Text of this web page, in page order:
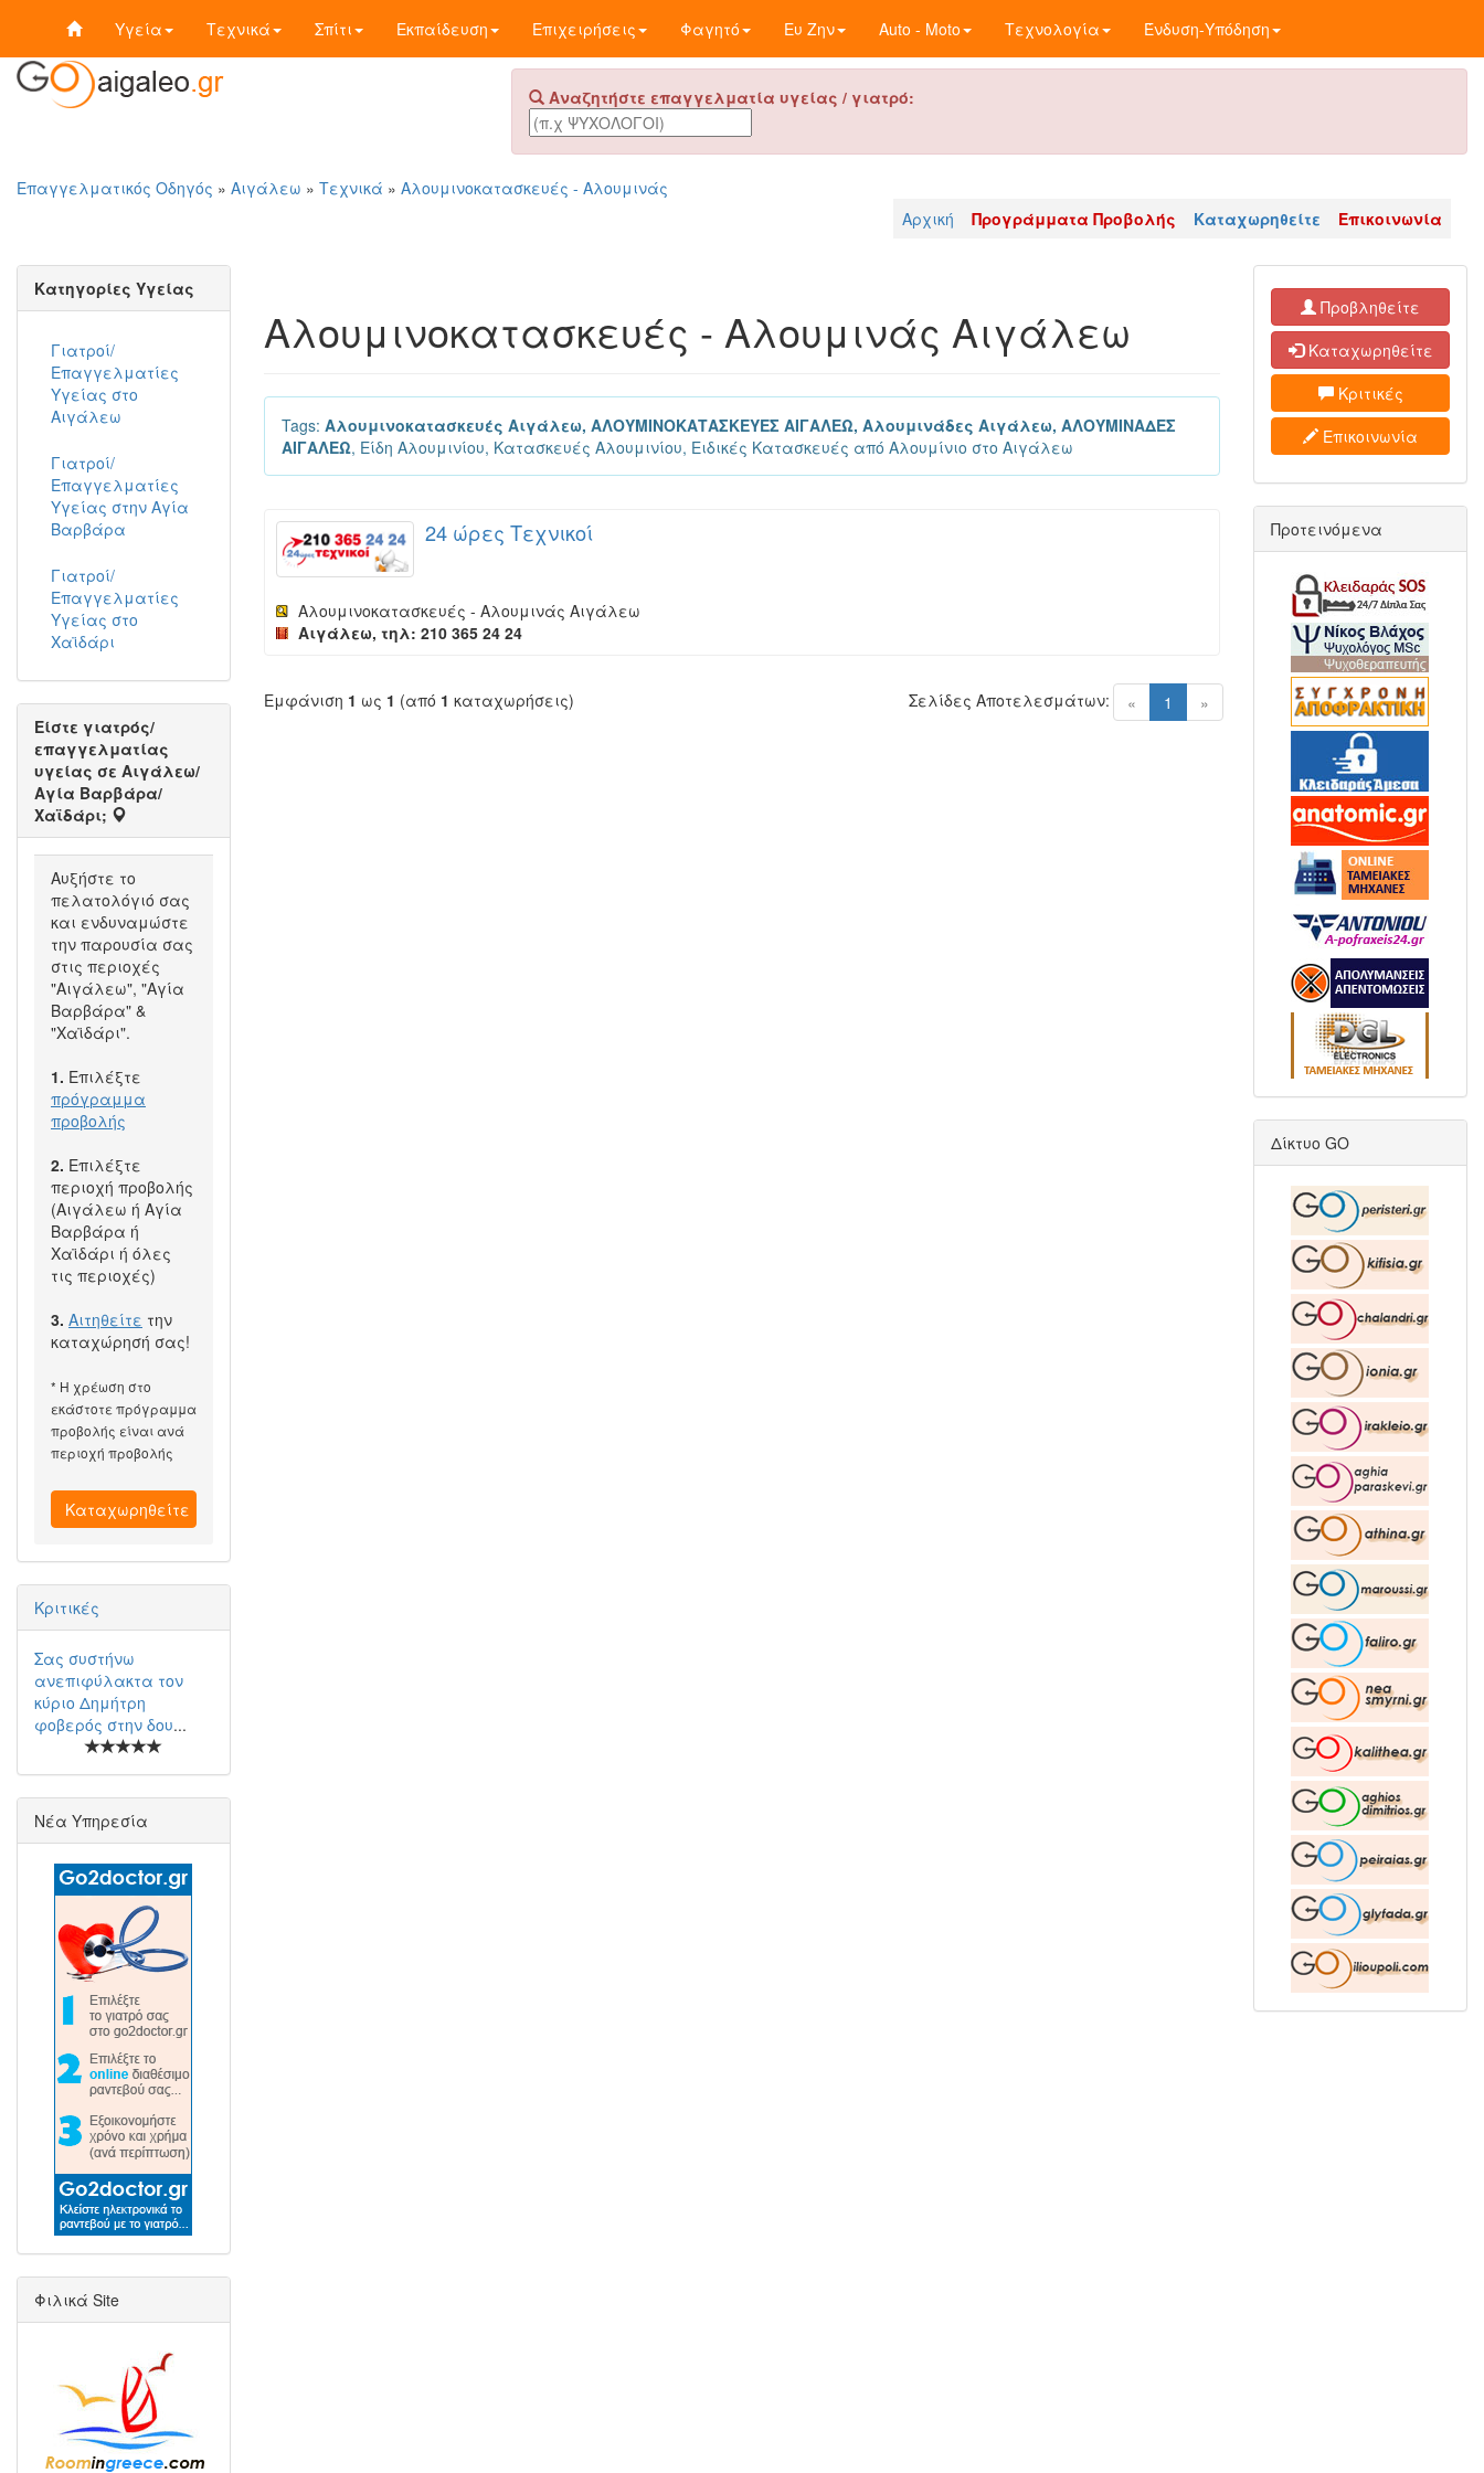
Υγεία Τεχνικά Σπίτι Εκπαίδευση Επιχειρήσεις Φαγητό Ευ Ζην Auto - Moto Τεχνολογία Ένδυση-Υπόδηση
Αναζητήστε επαγγελματία υγείας / γιατρό:
Επαγγελματικός Οδηγός » Αιγάλεω » Τεχνικά » Αλουμινοκατασκευές - Αλουμινάς
Αρχική
Προγράμματα Προβολής Καταχωρηθείτε Επικοινωνία
Αλουμινοκατασκευές - Αλουμινάς Αιγάλεω
Tags: Αλουμινοκατασκευές Αιγάλεω, ΑΛΟΥΜΙΝΟΚΑΤΑΣΚΕΥΕΣ ΑΙΓΑΛΕΩ, Αλουμινάδες Αιγάλεω, ΑΛΟΥΜΙΝΑΔΕΣ
ΑΙΓΑΛΕΩ, Είδη Αλουμινίου, Κατασκευές Αλουμινίου, Ειδικές Κατασκευές από Αλουμίνιο στο Αιγάλεω
24 ώρες Τεχνικοί
Αλουμινοκατασκευές - Αλουμινάς Αιγάλεω
Αιγάλεω, τηλ: 210 365 24 24
Εμφάνιση 1 ως 1 (από 1 καταχωρήσεις) « 1 (current)
»
Σελίδες Αποτελεσμάτων:
Κατηγορίες Υγείας
Γιατροί/
Επαγγελματίες
Υγείας στο
Αιγάλεω
Γιατροί/
Επαγγελματίες
Υγείας στην Αγία
Βαρβάρα
Γιατροί/
Επαγγελματίες
Υγείας στο
Χαϊδάρι
Είστε γιατρός/
επαγγελματίας
υγείας σε Αιγάλεω/
Αγία Βαρβάρα/
Χαϊδάρι;
Αυξήστε το
πελατολόγιό σας
και ενδυναμώστε
την παρουσία σας
στις περιοχές
"Αιγάλεω", "Αγία
Βαρβάρα" &
"Χαϊδάρι".
1. Επιλέξτε
πρόγραμμα
προβολής
2. Επιλέξτε
περιοχή προβολής
(Αιγάλεω ή Αγία
Βαρβάρα ή
Χαϊδάρι ή όλες
τις περιοχές)
3. Αιτηθείτε την
καταχώρησή σας!
* Η χρέωση στο
εκάστοτε πρόγραμμα
προβολής είναι ανά
περιοχή προβολής
Καταχωρηθείτε
Κριτικές
Σας συστήνω
ανεπιφύλακτα τον
κύριο Δημήτρη
φοβερός στην δου...
Νέα Υπηρεσία
Φιλικά Site
Προβληθείτε
Καταχωρηθείτε
Κριτικές
Επικοινωνία
Προτεινόμενα
Δίκτυο GO